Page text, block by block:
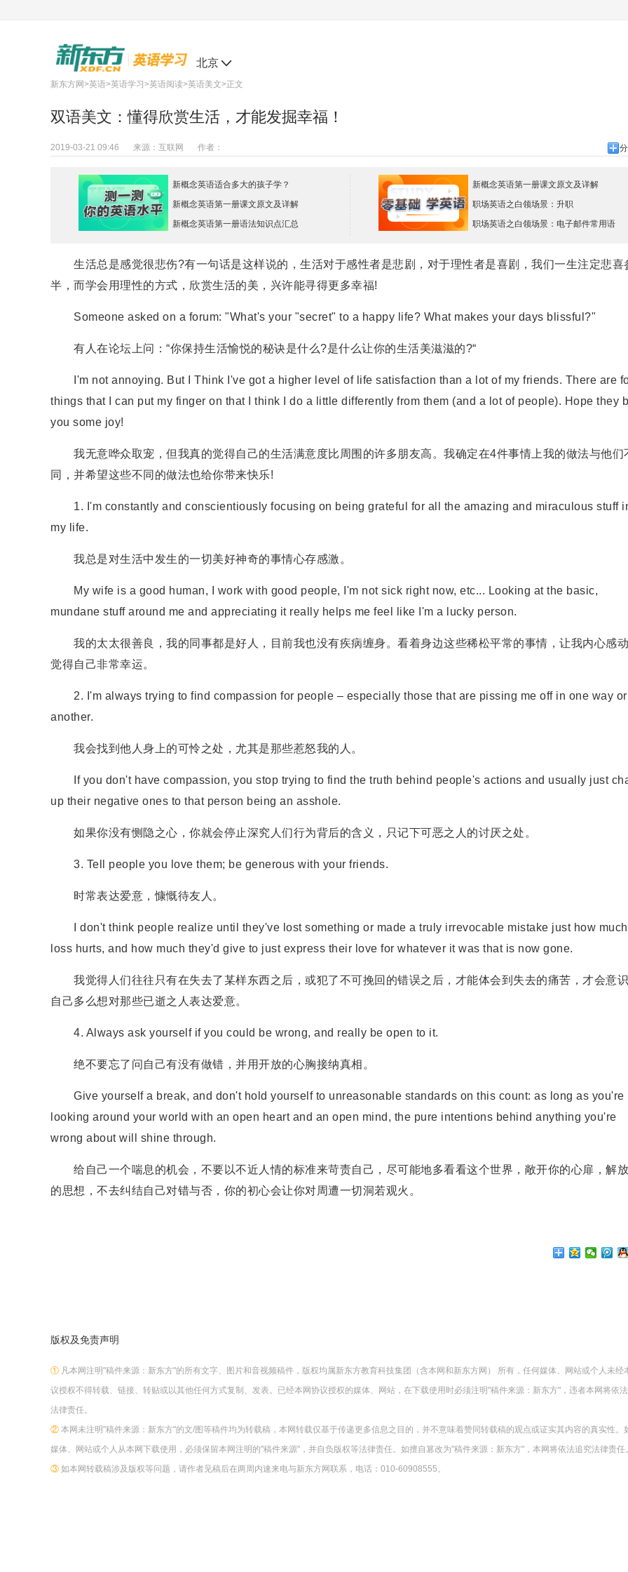
北京
新东方网>英语>英语学习 >英语阅读>英语美文>正文
双语美文：懂得欣赏生活，才能发掘幸福！
2019-03-21 09:46 来源： 互联网 作者：
新概念英语适合多大的孩子学？
新概念英语第一册课文原文及详解
新概念英语第一册语法知识点汇总
新概念英语第一册课文原文及详解
职场英语之白领场景：升职
职场英语之白领场景：电子邮件常用语
生活总是感觉很悲伤?有一句话是这样说的，生活对于感性者是悲剧，对于理性者是喜剧，我们一生注定悲喜
半，而学会用理性的方式，欣赏生活的美，兴许能寻得更多幸福!
Someone asked on a forum: "What's your "secret" to a happy life? What makes your days blissful?"
有人在论坛上问：“你保持生活愉悦的秘诀是什么?是什么让你的生活美滋滋的?“
I'm not annoying. But I Think I've got a higher level of life satisfaction than a lot of my friends. There are
things that I can put my finger on that I think I do a little differently from them (and a lot of people). Hope they
you some joy!
我无意哗众取宠，但我真的觉得自己的生活满意度比周围的许多朋友高。我确定在4件事情上我的做法与他们
同，并希望这些不同的做法也给你带来快乐!
1. I'm constantly and conscientiously focusing on being grateful for all the amazing and miraculous stuff
my life.
我总是对生活中发生的一切美好神奇的事情心存感激。
My wife is a good human, I work with good people, I'm not sick right now, etc... Looking at the basic,
mundane stuff around me and appreciating it really helps me feel like I'm a lucky person.
我的太太很善良，我的同事都是好人，目前我也没有疾病缠身。看着身边这些稀松平常的事情，让我内心感动
觉得自己非常幸运。
2. I'm always trying to find compassion for people – especially those that are pissing me off in one way or
another.
我会找到他人身上的可怜之处，尤其是那些惹怒我的人。
If you don't have compassion, you stop trying to find the truth behind people's actions and usually just
up their negative ones to that person being an asshole.
如果你没有恻隐之心，你就会停止深究人们行为背后的含义，只记下可恶之人的讨厌之处。
3. Tell people you love them; be generous with your friends.
时常表达爱意，慷慨待友人。
I don't think people realize until they've lost something or made a truly irrevocable mistake just how much
loss hurts, and how much they'd give to just express their love for whatever it was that is now gone.
我觉得人们往往只有在失去了某样东西之后，或犯了不可挽回的错误之后，才能体会到失去的痛苦，才会意识
自己多么想对那些已逝之人表达爱意。
4. Always ask yourself if you could be wrong, and really be open to it.
绝不要忘了问自己有没有做错，并用开放的心胸接纳真相。
Give yourself a break, and don't hold yourself to unreasonable standards on this count: as long as you're
looking around your world with an open heart and an open mind, the pure intentions behind anything you're
wrong about will shine through.
给自己一个喘息的机会，不要以不近人情的标准来苛责自己，尽可能地多看看这个世界，敞开你的心扉，解
的思想，不去纠结自己对错与否，你的初心会让你对周遭一切洞若观火。
版权及免责声明
① 凡本网注明"稿件来源：新东方"的所有文字、图片和音视频稿件，版权均属新东方教育科技集团（含本网和新东方网） 所有，任何媒体、网站或个人未经
议授权不得转载、链接、转贴或以其他任何方式复制、发表。已经本网协议授权的媒体、网站，在下载使用时必须注明"稿件来源：新东方"，违者本网将依
法律责任。
② 本网未注明"稿件来源：新东方"的文/图等稿件均为转载稿，本网转载仅基于传递更多信息之目的，并不意味着赞同转载稿的观点或证实其内容的真实性。
媒体、网站或个人从本网下载使用，必须保留本网注明的"稿件来源"，并自负版权等法律责任。如擅自篡改为"稿件来源：新东方"，本网将依法追究法律责任。
③ 如本网转载稿涉及版权等问题，请作者见稿后在两周内速来电与新东方网联系，电话：010-60908555。